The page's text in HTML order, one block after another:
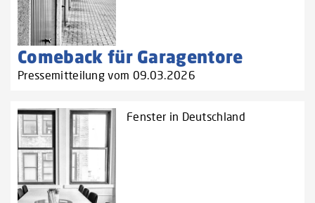
Comeback für Garagentore
Pressemitteilung vom 09.03.2026
Fenster in Deutschland